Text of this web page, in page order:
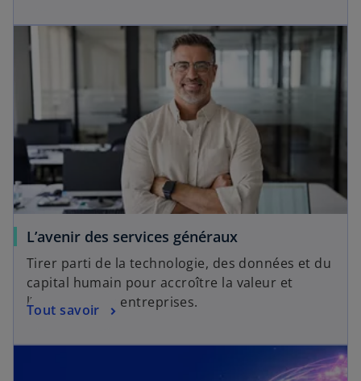
L’avenir des services généraux
Tirer parti de la technologie, des données et du
capital humain pour accroître la valeur et
l’efficacité des entreprises.
Tout savoir